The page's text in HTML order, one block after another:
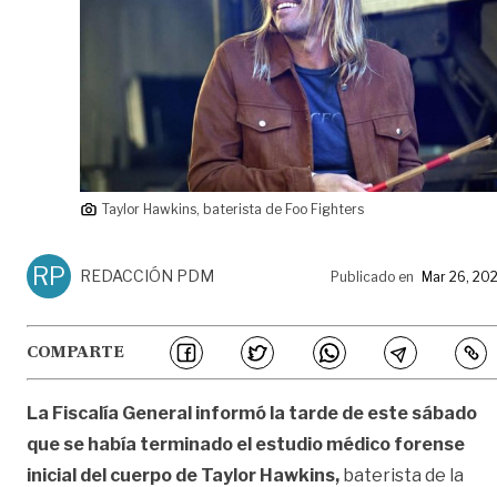
Taylor Hawkins, baterista de Foo Fighters
RP REDACCIÓN PDM Publicado en Mar 26,
COMPARTE
La Fiscalía General informó la tarde de este sábado
que se había terminado el estudio médico forense
inicial del cuerpo de Taylor Hawkins, baterista de la